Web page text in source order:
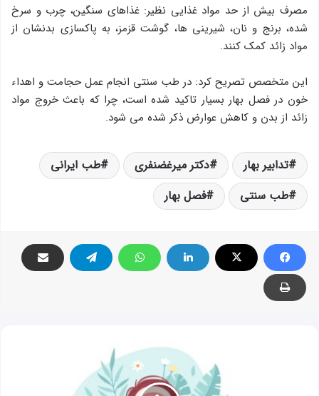
مصرف بیش از حد مواد غذایی نظیر: غذاهای سنگین، چرب و سرخ
شده، برنج و نان، شیرینی ها، گوشت قزمز، به پاکسازی بدنشان از
مواد زائد کمک کنند.
این متخصص تصریح کرد: در طب سنتی انجام عمل حجامت و اهداء
خون در فصل بهار بسیار تاکید شده است، چرا که باعث خروج مواد
زائد از بدن و کاهش عوارض ذکر شده می شود.
تدابیر بهار دکتر میرغضنفری
طب ایرانی
طب سنتی
فصل بهار